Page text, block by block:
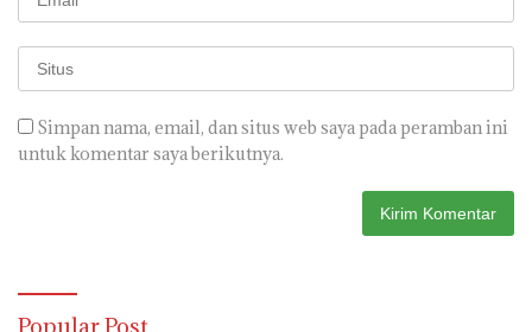
Simpan nama, email, dan situs web saya pada peramban ini
untuk komentar saya berikutnya.
Popular Post